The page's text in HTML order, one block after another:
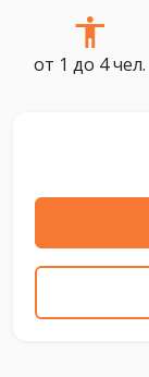
от 1 до 4 чел.